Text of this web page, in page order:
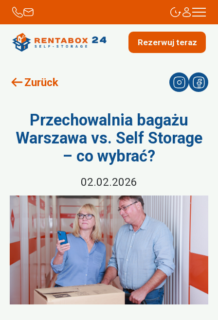
Rezerwuj teraz
Zurück
Przechowalnia bagażu
Warszawa vs. Self Storage
– co wybrać?
02.02.2026